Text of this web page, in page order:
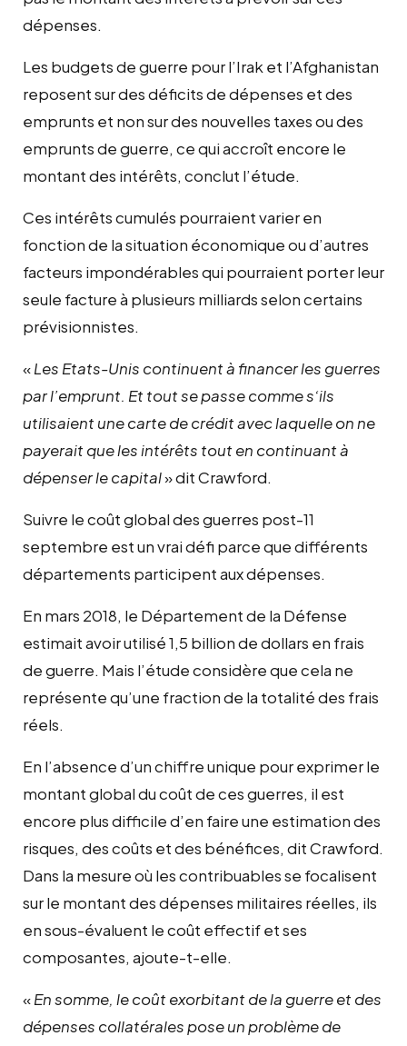
dépenses.
Les budgets de guerre pour l’Irak et l’Afghanistan
reposent sur des déficits de dépenses et des
emprunts et non sur des nouvelles taxes ou des
emprunts de guerre, ce qui accroît encore le
montant des intérêts, conclut l’étude.
Ces intérêts cumulés pourraient varier en
fonction de la situation économique ou d’autres
facteurs impondérables qui pourraient porter leur
seule facture à plusieurs milliards selon certains
prévisionnistes.
«Les Etats-Unis continuent à financer les guerres
par l’emprunt. Et tout se passe comme s‘ils
utilisaient une carte de crédit avec laquelle on ne
payerait que les intérêts tout en continuant à
dépenser le capital» dit Crawford.
Suivre le coût global des guerres post-11
septembre est un vrai défi parce que différents
départements participent aux dépenses.
En mars 2018, le Département de la Défense
estimait avoir utilisé 1,5 billion de dollars en frais
de guerre. Mais l’étude considère que cela ne
représente qu’une fraction de la totalité des frais
réels.
En l’absence d’un chiffre unique pour exprimer le
montant global du coût de ces guerres, il est
encore plus difficile d’en faire une estimation des
risques, des coûts et des bénéfices, dit Crawford.
Dans la mesure où les contribuables se focalisent
sur le montant des dépenses militaires réelles, ils
en sous-évaluent le coût effectif et ses
composantes, ajoute-t-elle.
«En somme, le coût exorbitant de la guerre et des
dépenses collatérales pose un problème de